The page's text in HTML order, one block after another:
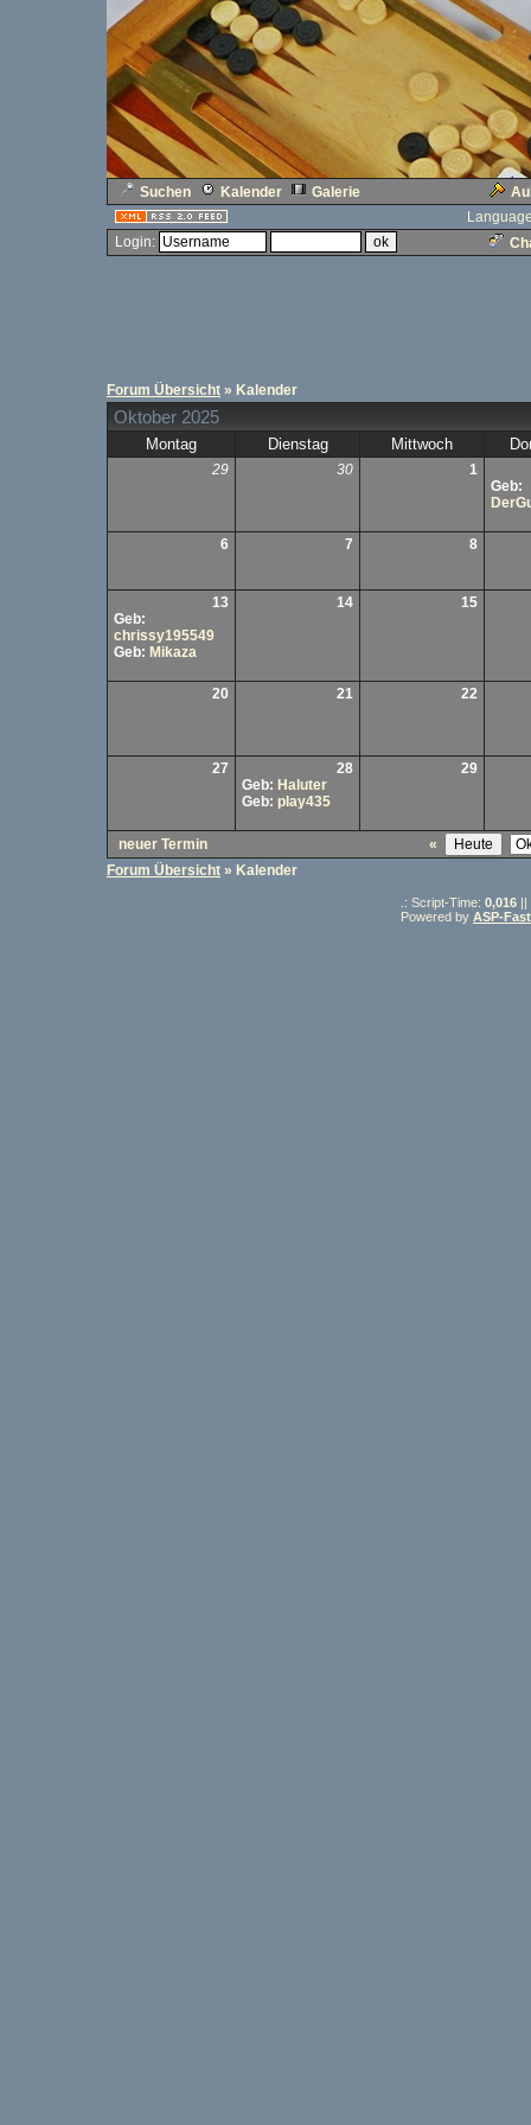
Suchen Kalender Galerie
Login:
Forum Übersicht » Kalender
Oktober 2025
Montag Dienstag Mittwoch
29 30
1
Geb:
6 7 8
13
Geb:
chrissy195549
Geb: Mikaza
14 15
20 21 22
27
28
Geb: Haluter
Geb: play435
29
neuer Termin
«
Forum Übersicht » Kalender
.: Script-Time: 0,016 ||
Powered by ASP-